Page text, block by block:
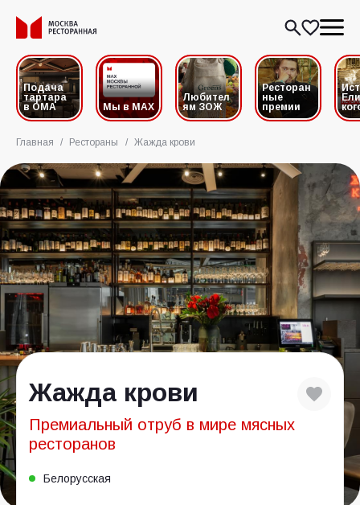
Подача
тартара
в ОМА
Мы в MAX
Любител
ям ЗОЖ
Ресторан
ные
премии
Главная / Рестораны / Жажда крови
Жажда крови
Премиальный отруб в мире мясных
ресторанов
Белорусская